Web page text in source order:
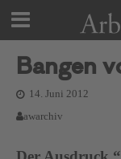
Bangen
14. Juni 2012
awarchiv